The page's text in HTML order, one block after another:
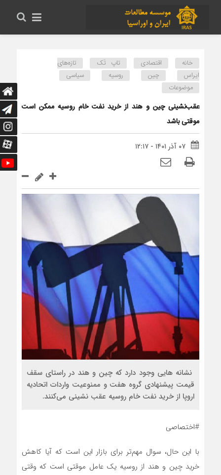
خانه اقتصادی تاپ تَک
تازه‌های
ایراس
چین روسیه
سیاسی
موضوعات
عقب‌نشینی چین و هند از خرید نفت خام روسیه ممکن است
موقتی باشد
۰۷ آذر ۱۴۰۱ - ۱۲:۱۷
نشانه هایی وجود دارد که چین و هند در راستای سقف
قیمت پیشنهادی گروه هفت و ممنوعیت واردات اتحادیه
اروپا از خرید نفت خام روسیه عقب نشینی می‌کنند.
#اختصاصی
با این حال، سوال مهم‌تر برای بازار این است که آیا کاهش
خرید چین و هند از روسیه یک عامل موقتی است که وقتی